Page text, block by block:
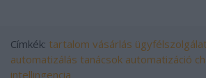
Címkék: tartalom vásárlás ügyfélszolgálat
automatizálás tanácsok automatizáció
intellingencia